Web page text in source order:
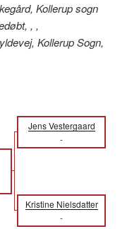
Kollerup sogn
, ,
Kollerup Sogn,
Jens Vestergaard
-
Kristine Nielsdatter
-